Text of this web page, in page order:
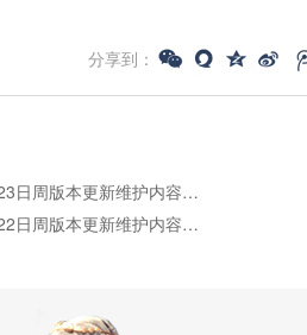
分享到：
《天谕2.0》7月23日周版本更新维护内容公告
《天谕2.0》5月22日周版本更新维护内容公告